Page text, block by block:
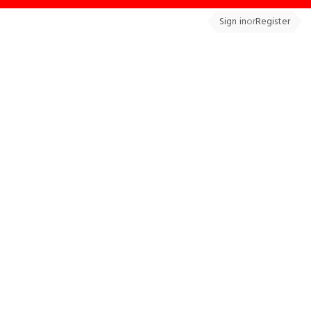
Sign inorRegister